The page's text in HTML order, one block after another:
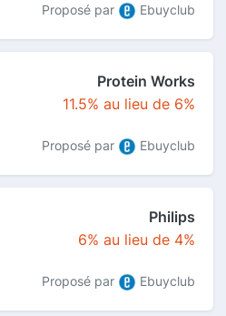
Proposé par Ebuyclub
Protein Works
11.5% au lieu de 6%
Proposé par Ebuyclub
Philips
6% au lieu de 4%
Proposé par Ebuyclub